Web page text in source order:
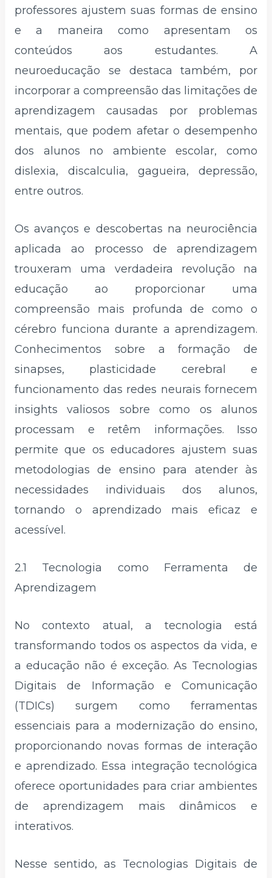
professores ajustem suas formas de ensino
e a maneira como apresentam os
conteúdos aos estudantes. A
neuroeducação se destaca também, por
incorporar a compreensão das limitações de
aprendizagem causadas por problemas
mentais, que podem afetar o desempenho
dos alunos no ambiente escolar, como
dislexia, discalculia, gagueira, depressão,
entre outros.
Os avanços e descobertas na neurociência
aplicada ao processo de aprendizagem
trouxeram uma verdadeira revolução na
educação ao proporcionar uma
compreensão mais profunda de como o
cérebro funciona durante a aprendizagem.
Conhecimentos sobre a formação de
sinapses, plasticidade cerebral e
funcionamento das redes neurais fornecem
insights valiosos sobre como os alunos
processam e retêm informações. Isso
permite que os educadores ajustem suas
metodologias de ensino para atender às
necessidades individuais dos alunos,
tornando o aprendizado mais eficaz e
acessível.
2.1 Tecnologia como Ferramenta de
Aprendizagem
No contexto atual, a tecnologia está
transformando todos os aspectos da vida, e
a educação não é exceção. As Tecnologias
Digitais de Informação e Comunicação
(TDICs) surgem como ferramentas
essenciais para a modernização do ensino,
proporcionando novas formas de interação
e aprendizado. Essa integração tecnológica
oferece oportunidades para criar ambientes
de aprendizagem mais dinâmicos e
interativos.
Nesse sentido, as Tecnologias Digitais de